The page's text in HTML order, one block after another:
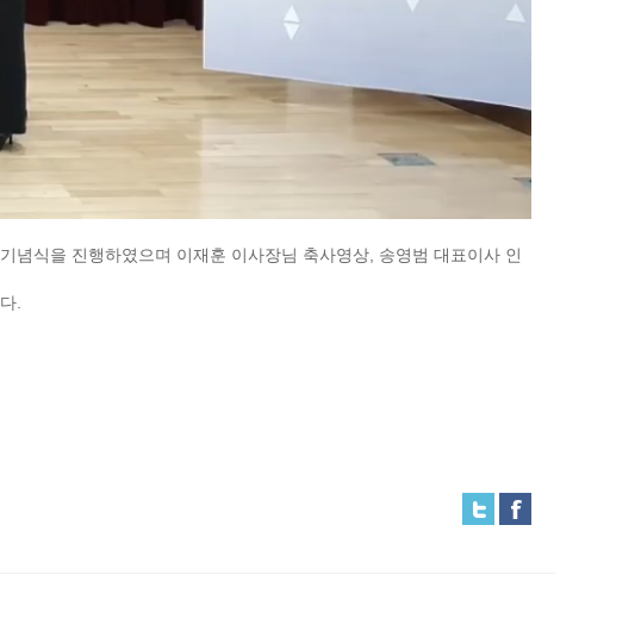
념식을 진행하였으며 이재훈 이사장님 축사영상, 송영범 대표이사 인
.